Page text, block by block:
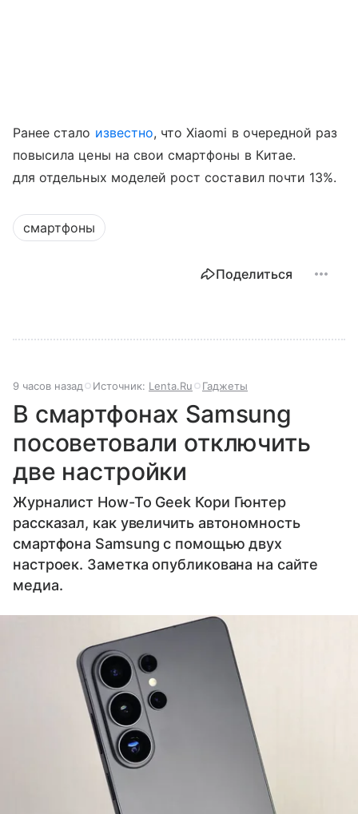
Ранее стало известно, что Xiaomi в очередной раз
повысила цены на свои смартфоны в Китае.
для отдельных моделей рост составил почти 13%.
смартфоны
Поделиться
9 часов назад Источник: Lenta.Ru Гаджеты
В смартфонах Samsung
посоветовали отключить
две настройки
Журналист How-To Geek Кори Гюнтер
рассказал, как увеличить автономность
смартфона Samsung с помощью двух
настроек. Заметка опубликована на сайте
медиа.